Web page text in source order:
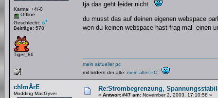
Karma: +4/-0
Offline
Geschlecht:
Beiträge: 578
Tiger_86
tja das geht leider nicht
du musst das auf deinen eigenen webspace
wen du keinen webspace hast frag mal einen
mein aktueller pc
mit bildern der alte: mein alter PC
chImÄrE
Modding MacGyver
Re:Strombegrenzung,
« Antwort #47 am: November 2, 2003, 17:10:58 »